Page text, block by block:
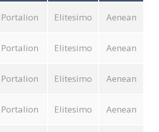
Portalion Elitesimo Aenean
Portalion Elitesimo Aenean
Portalion Elitesimo Aenean
Portalion Elitesimo Aenean